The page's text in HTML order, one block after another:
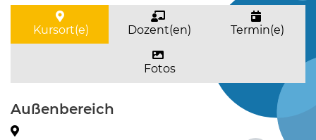
Kursort(e) Dozent(en) Termin(e)
Fotos
Außenbereich